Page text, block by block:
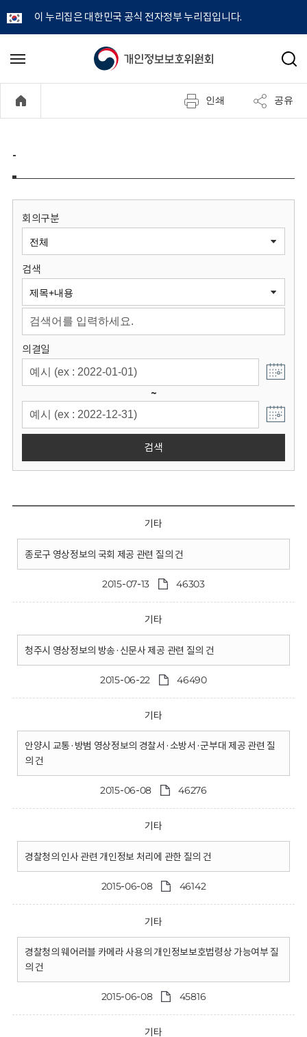
이 누리집은 대한민국 공식 전자정부 누리집입니다.
개
정
보
원
회
메
기
검
인쇄 공유
-
회의구분
검색
의결일
~
검색
기타
종로구 영상정보의 국회 제공 관련 질의 건
2015-07-13 46303
기타
청주시 영상정보의 방송·신문사 제공 관련 질의 건
2015-06-22 46490
기타
안양시 교통·방범 영상정보의 경찰서·소방서·군부대 제공 관련 질
의 건
2015-06-08 46276
기타
경찰청의 인사 관련 개인정보 처리에 관한 질의 건
2015-06-08 46142
기타
경찰청의 웨어러블 카메라 사용의 개인정보보호법령상 가능여부 질
의 건
2015-06-08 45816
기타